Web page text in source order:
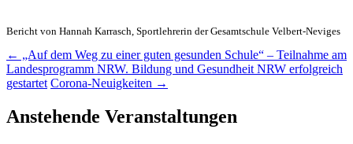
Bericht von Hannah Karrasch, Sportlehrerin der Gesamtschule Velbert-Neviges
← „Auf dem Weg zu einer guten gesunden Schule“ – Teilnahme am
Landesprogramm NRW. Bildung und Gesundheit NRW erfolgreich
gestartet Corona-Neuigkeiten →
Anstehende Veranstaltungen